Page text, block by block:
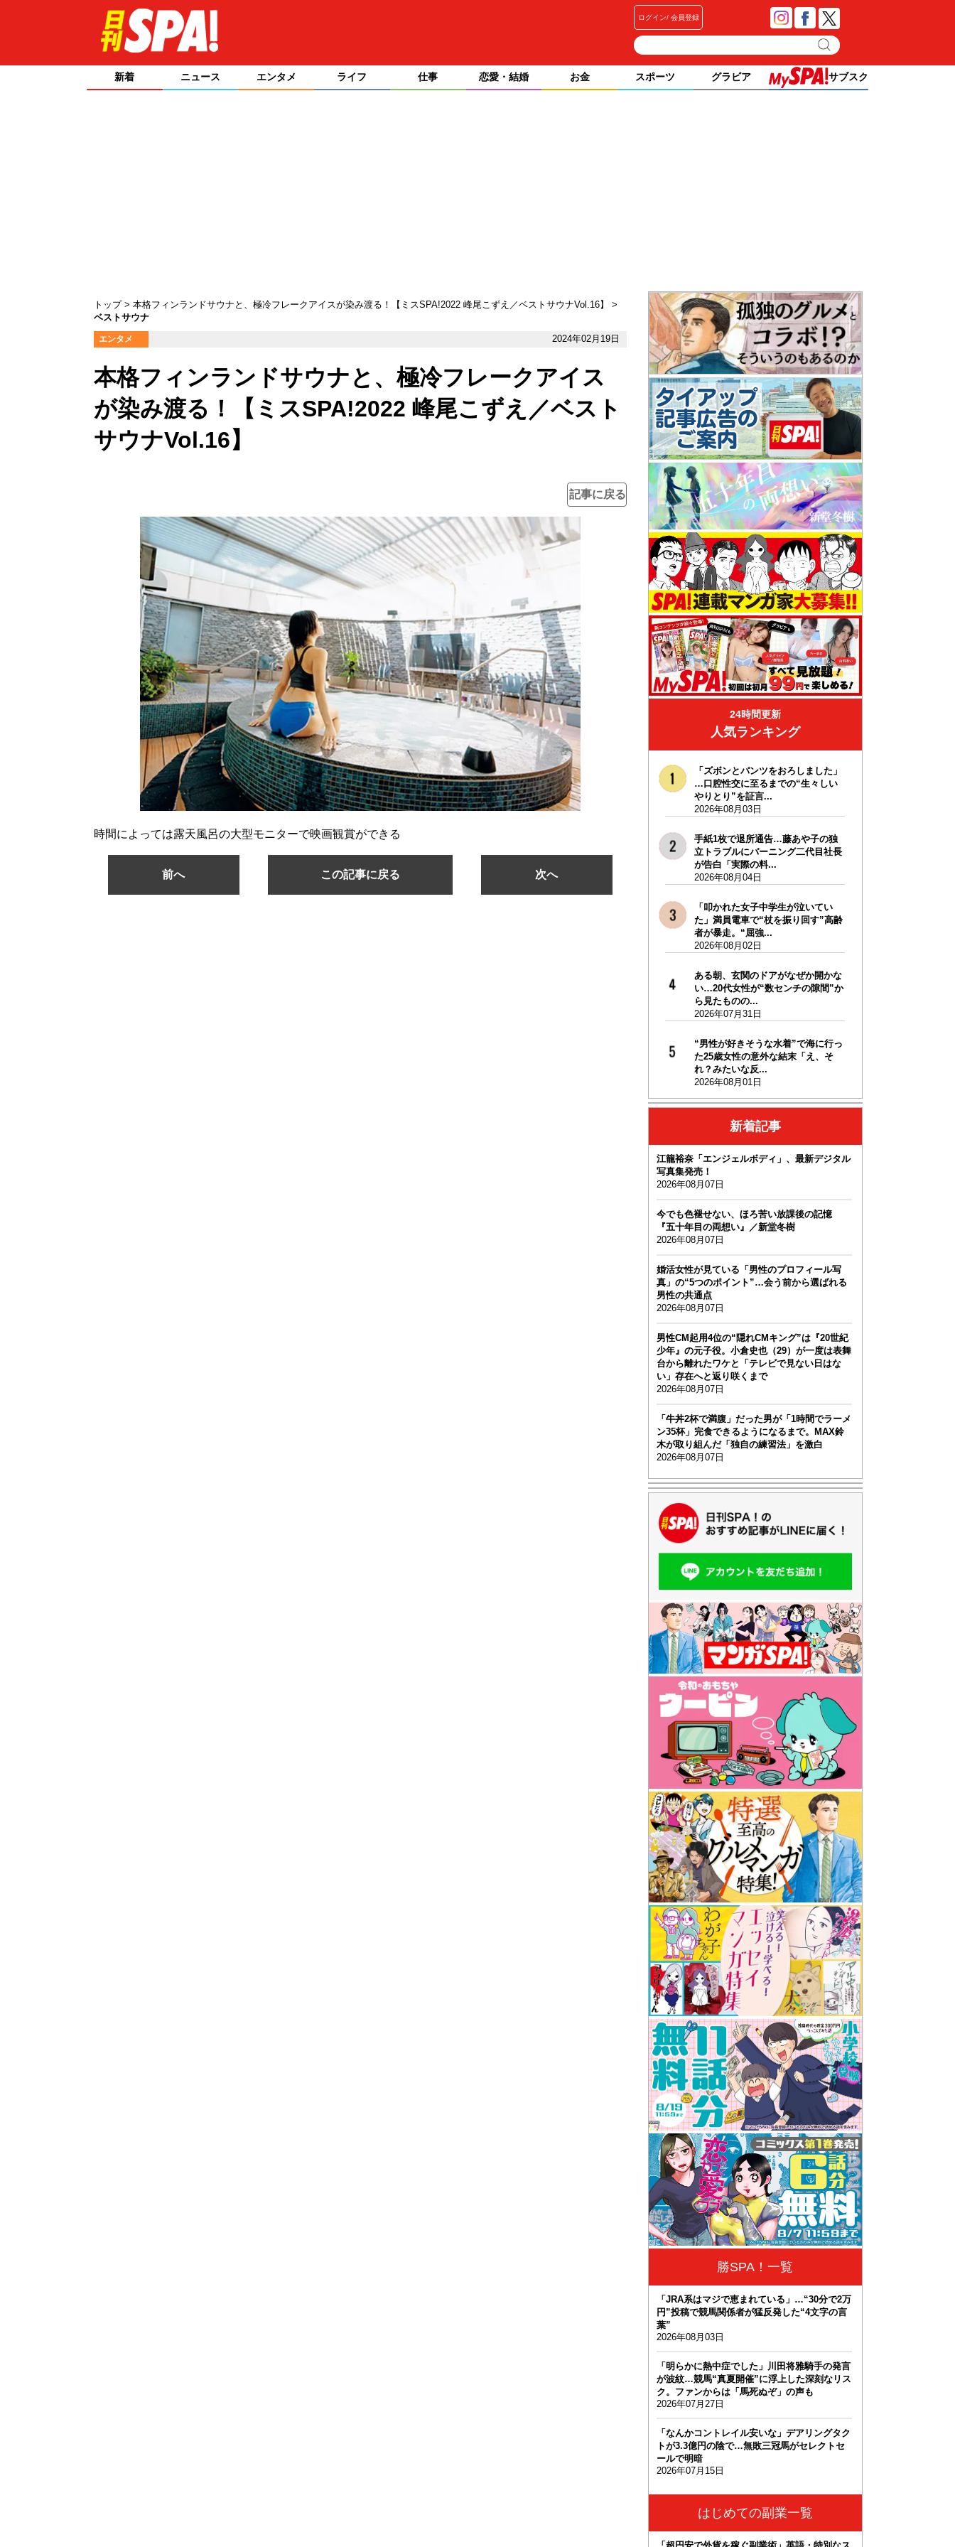
ログイン 会員登録
新着 ニュース エンタメ ライフ 仕事 恋愛・結婚 お金 スポーツ グラビア サブスク
トップ
本格フィンランドサウナと、極冷フレークアイスが染み渡る！【ミスSPA!2022 峰尾こずえ／ベストサウナVol.16】
ベストサウナ
エンタメ 2024年02月19日
本格フィンランドサウナと、極冷フレークアイス
が染み渡る！【ミスSPA!2022 峰尾こずえ／ベスト
サウナVol.16】
記事に戻る
時間によっては露天風呂の大型モニターで映画観賞ができる
前へ この記事に戻る 次へ
24時間更新
人気ランキング
「ズボンとパンツをおろしました」
…口腔性交に至るまでの“生々しい
やりとり”を証言...
2026年08月03日
手紙1枚で退所通告…藤あや子の独
立トラブルにバーニング二代目社長
が告白「実際の料...
2026年08月04日
「叩かれた女子中学生が泣いてい
た」満員電車で“杖を振り回す”高齢
者が暴走。“屈強...
2026年08月02日
ある朝、玄関のドアがなぜか開かな
い…20代女性が“数センチの隙間”か
ら見たものの...
2026年07月31日
“男性が好きそうな水着”で海に行っ
た25歳女性の意外な結末「え、そ
れ？みたいな反...
2026年08月01日
新着記事
江籠裕奈「エンジェルボディ」、最新デジタル
写真集発売！
2026年08月07日
今でも色褪せない、ほろ苦い放課後の記憶
『五十年目の両想い』／新堂冬樹
2026年08月07日
婚活女性が見ている「男性のプロフィール写
真」の“5つのポイント”…会う前から選ばれる
男性の共通点
2026年08月07日
男性CM起用4位の“隠れCMキング”は『20世紀
少年』の元子役。小倉史也（29）が一度は表舞
台から離れたワケと「テレビで見ない日はな
い」存在へと返り咲くまで
2026年08月07日
「牛丼2杯で満腹」だった男が「1時間でラーメ
ン35杯」完食できるようになるまで。MAX鈴
木が取り組んだ「独自の練習法」を激白
2026年08月07日
勝SPA！一覧
「JRA系はマジで恵まれている」…“30分で2万
円”投稿で競馬関係者が猛反発した“4文字の言
葉”
2026年08月03日
「明らかに熱中症でした」川田将雅騎手の発言
が波紋…競馬“真夏開催”に浮上した深刻なリス
ク。ファンからは「馬死ぬぞ」の声も
2026年07月27日
「なんかコントレイル安いな」デアリングタク
トが3.3億円の陰で…無敗三冠馬がセレクトセ
ールで明暗
2026年07月15日
はじめての副業一覧